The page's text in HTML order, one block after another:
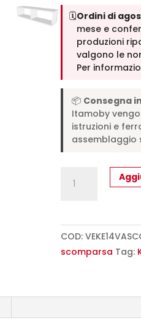
🗓️Ordini di
mese e
produzioni
valgono le
Per
📦 Consegna
Itamoby
istruzioni e
assemblaggio
matrimoniale
scomparsa
140
divano
COD:
scomparsa Tag: